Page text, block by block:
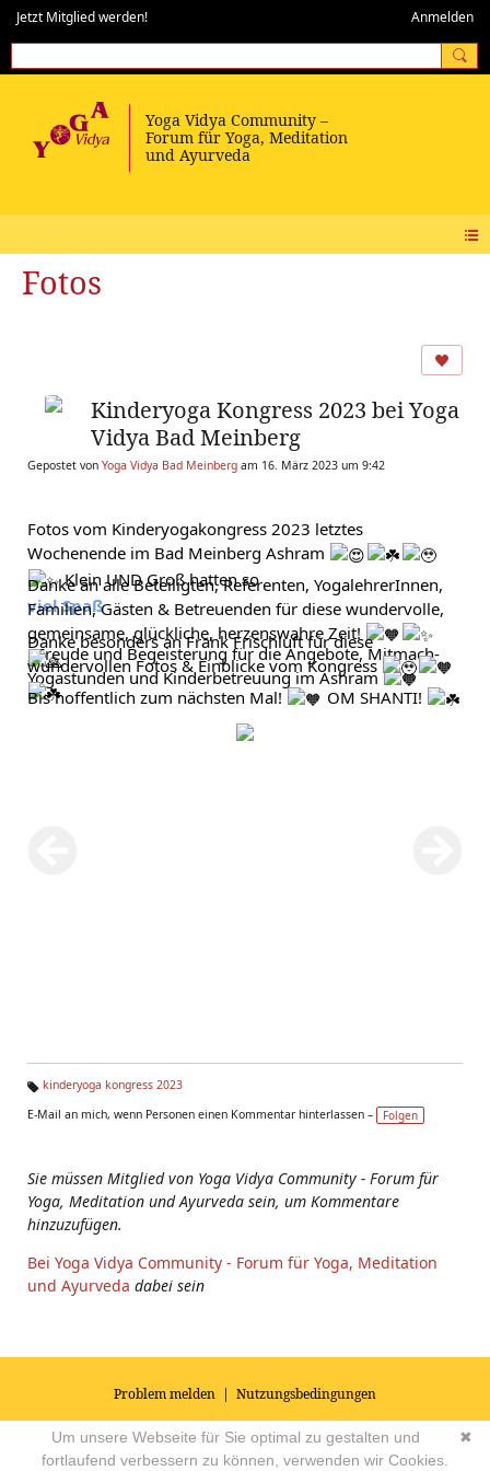
Jetzt Mitglied werden! Anmelden
Fotos
Kinderyoga Kongress 2023 bei Yoga
Vidya Bad Meinberg
Gepostet von Yoga Vidya Bad Meinberg am 16. März 2023 um 9:42
Fotos vom Kinderyogakongress 2023 letztes
Wochenende im Bad Meinberg Ashram
viel Spaß
, Freude und Begeisterung für die Angebote, Mitmach-
Yogastunden und Kinderbetreuung im Ashram
Danke an alle Beteiligten, Referenten, YogalehrerInnen,
Familien, Gästen & Betreuenden für diese wundervolle,
gemeinsame, glückliche, herzenswahre Zeit!
Danke besonders an Frank Frischluft für diese
wundervollen Fotos & Einblicke vom Kongress
Bis hoffentlich zum nächsten Mal!
OM SHANTI!
g
kinderyoga kongress 2023
E-Mail an mich, wenn Personen einen Kommentar hinterlassen –
Folgen
Sie müssen Mitglied von Yoga Vidya Community - Forum für
Yoga, Meditation und Ayurveda sein, um Kommentare
hinzuzufügen.
Bei Yoga Vidya Community - Forum für Yoga, Meditation
und Ayurveda dabei sein
Problem melden | Nutzungsbedingungen
© 2026Impressum|Datenschutz|AGB's| Yoga Vidya Community -
Forum für Yoga, Meditation und Ayurveda Powered by
✖
Um unsere Webseite für Sie optimal zu gestalten und
fortlaufend verbessern zu können, verwenden wir Cookies.